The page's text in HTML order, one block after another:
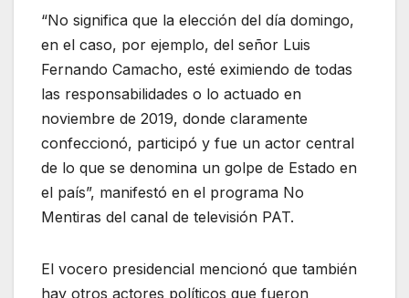
“No significa que la elección del día domingo,
en el caso, por ejemplo, del señor Luis
Fernando Camacho, esté eximiendo de todas
las responsabilidades o lo actuado en
noviembre de 2019, donde claramente
confeccionó, participó y fue un actor central
de lo que se denomina un golpe de Estado en
el país”, manifestó en el programa No
Mentiras del canal de televisión PAT.
El vocero presidencial mencionó que también
hay otros actores políticos que fueron